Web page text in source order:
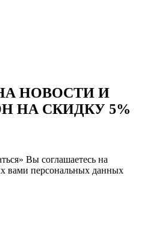
НОВОСТИ И
НА СКИДКУ 5%
Вы соглашаетесь на
вами персональных данных